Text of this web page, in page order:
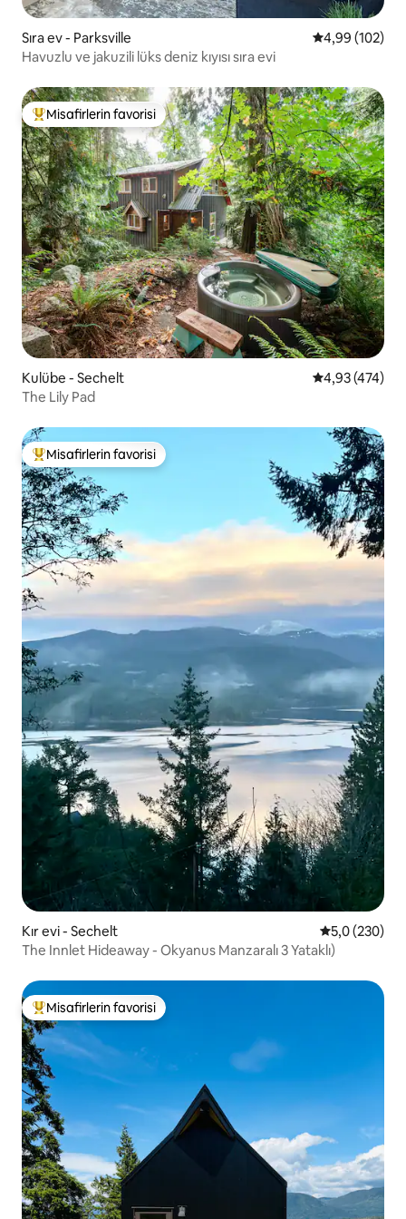
Sıra ev - Parksville 5 üzerinden
4,99 (102)
Havuzlu ve jakuzili lüks deniz kıyısı sıra evi
Misafirlerin favorilerinden en beğenilenler arasında
Misafirlerin favorisi
Kulübe - Sechelt 5 üzerinden
4,93 (474)
The Lily Pad
Misafirlerin favorilerinden en beğenilenler arasında
Misafirlerin favorisi
Kır evi - Sechelt 5 üzerinden
5,0 (230)
The Innlet Hideaway - Okyanus Manzaralı 3 Yataklı)
Misafirlerin favorilerinden en beğenilenler arasında
Misafirlerin favorisi